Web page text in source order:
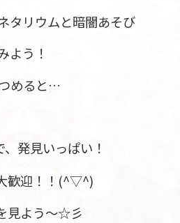
タリウムと暗闇あそび
よう！
めると…
発見いっぱい！
歓迎！！(^▽^)
見よう～☆彡